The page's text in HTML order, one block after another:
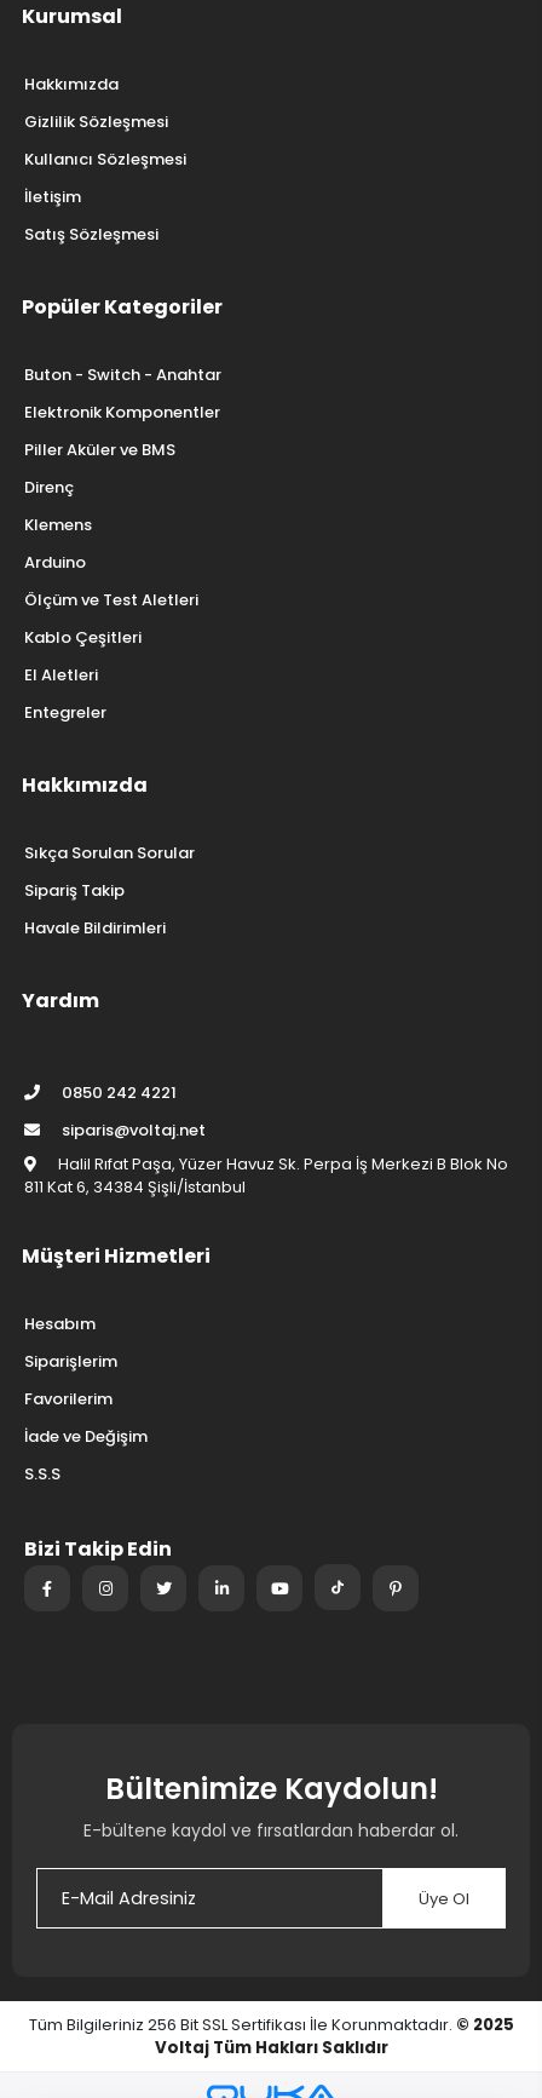
Kurumsal
Hakkımızda
Gizlilik Sözleşmesi
Kullanıcı Sözleşmesi
İletişim
Satış Sözleşmesi
Popüler Kategoriler
Buton - Switch - Anahtar
Elektronik Komponentler
Piller Aküler ve BMS
Direnç
Klemens
Arduino
Ölçüm ve Test Aletleri
Kablo Çeşitleri
El Aletleri
Entegreler
Hakkımızda
Sıkça Sorulan Sorular
Sipariş Takip
Havale Bildirimleri
Yardım
0850 242 4221
siparis@voltaj.net
Halil Rıfat Paşa, Yüzer Havuz Sk. Perpa İş Merkezi B Blok No
811 Kat 6, 34384 Şişli/İstanbul
Müşteri Hizmetleri
Hesabım
Siparişlerim
Favorilerim
İade ve Değişim
S.S.S
Bizi Takip Edin
Bültenimize Kaydolun!
E-bültene kaydol ve fırsatlardan haberdar ol.
Üye Ol
Tüm Bilgileriniz 256 Bit SSL Sertifikası İle Korunmaktadır. © 2025
Voltaj Tüm Hakları Saklıdır